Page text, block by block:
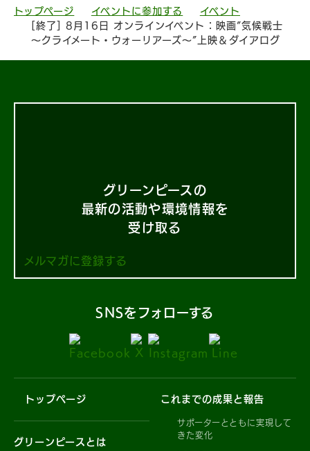
トップページ イベントに参加する
イベント
[終了] 8月16日 オンラインイベント：映画”気候戦士
～クライメート・ウォーリアーズ～”上映＆ダイアログ
グリーンピースの
最新の活動や環境情報を
受け取る
メルマガに登録する
SNSをフォローする
トップページ
グリーンピースとは
これまでの成果と報告
サポーターとともに実現して
きた変化